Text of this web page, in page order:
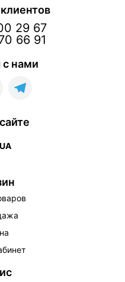
29 67
66 91
с нами
UA